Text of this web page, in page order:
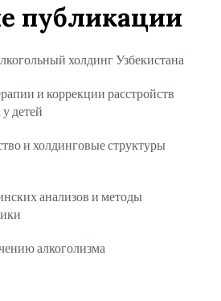
публикации
холдинг Узбекистана
и коррекции расстройств
детей
и холдинговые структуры
анализов и методы
алкоголизма